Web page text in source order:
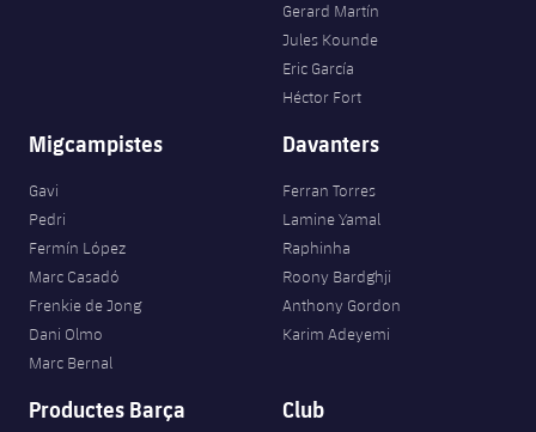
Gerard Martín
Jules Kounde
Eric García
Héctor Fort
Migcampistes
Gavi
Pedri
Fermín López
Marc Casadó
Frenkie de Jong
Dani Olmo
Marc Bernal
Davanters
Ferran Torres
Lamine Yamal
Raphinha
Roony Bardghji
Anthony Gordon
Karim Adeyemi
Productes Barça Club